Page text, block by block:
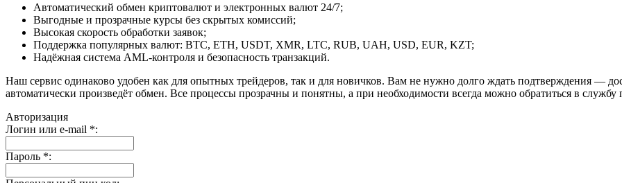
Автоматический обмен криптовалют и электронных валют 24/7;
Выгодные и прозрачные курсы без скрытых комиссий;
Высокая скорость обработки заявок;
Поддержка популярных валют: BTC, ETH, USDT, XMR, LTC, RUB, UAH, USD, EUR, KZT;
Надёжная система AML-контроля и безопасность транзакций.
Наш сервис одинаково удобен как для опытных трейдеров, так и для новичков. Вам не нужно долго ждать подтверждения —
автоматически произведёт обмен. Все процессы прозрачны и понятны, а при необходимости всегда можно обратиться в службу
Авторизация
Логин или e-mail *:
Пароль *: